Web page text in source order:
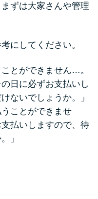
ックとは?判断の目
らない理由
基準と工面法
ックでも審査に通
ラックか確かめる
ずは大家さんや管理
にしてください。
とができません…。
日に必ずお支払いし
ないでしょうか。」
うことができませ
払いしますので、待
」